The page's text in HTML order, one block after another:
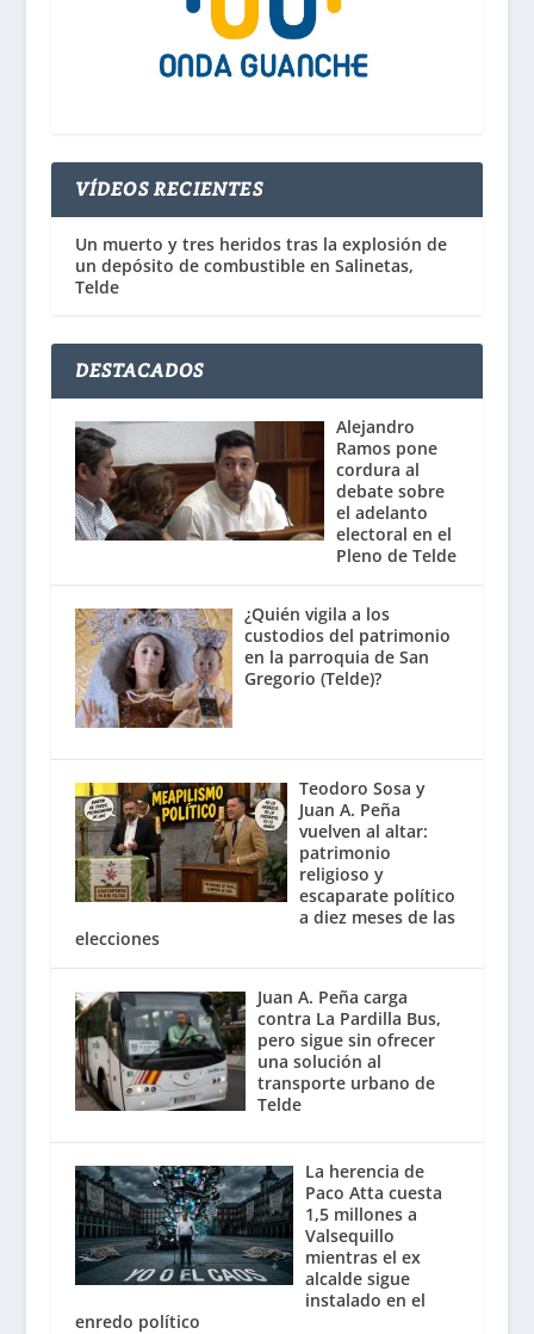
VÍDEOS RECIENTES
Un muerto y tres heridos tras la explosión de
un depósito de combustible en Salinetas,
Telde
DESTACADOS
Alejandro
Ramos pone
cordura al
debate sobre
el adelanto
electoral en el
Pleno de Telde
¿Quién vigila a los
custodios del patrimonio
en la parroquia de San
Gregorio (Telde)?
Teodoro Sosa y
Juan A. Peña
vuelven al altar:
patrimonio
religioso y
escaparate político
a diez meses de las
elecciones
Juan A. Peña carga
contra La Pardilla Bus,
pero sigue sin ofrecer
una solución al
transporte urbano de
Telde
La herencia de
Paco Atta cuesta
1,5 millones a
Valsequillo
mientras el ex
alcalde sigue
instalado en el
enredo político